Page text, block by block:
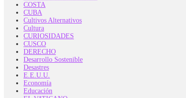
COSTA
CUBA
Cultivos Alternativos
Cultura
CURIOSIDADES
CUSCO
DERECHO
Desarrollo Sostenible
Desastres
E.E.U.U.
Economía
Educación